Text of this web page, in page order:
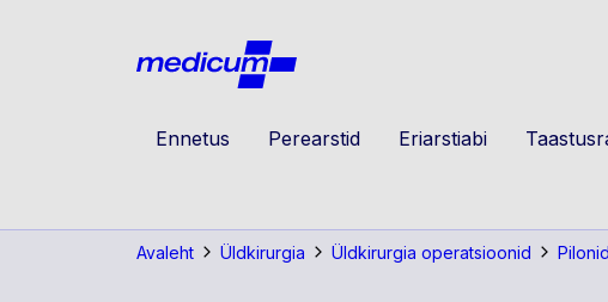
Medicum
Ennetus Perearstid Eriarstiabi
Avaleht Üldkirurgia Üldkirurgia operatsioonid